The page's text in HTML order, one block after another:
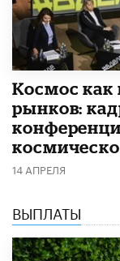
Космос как
рынков:
14 АПРЕЛЯ
ВЫПЛАТЫ